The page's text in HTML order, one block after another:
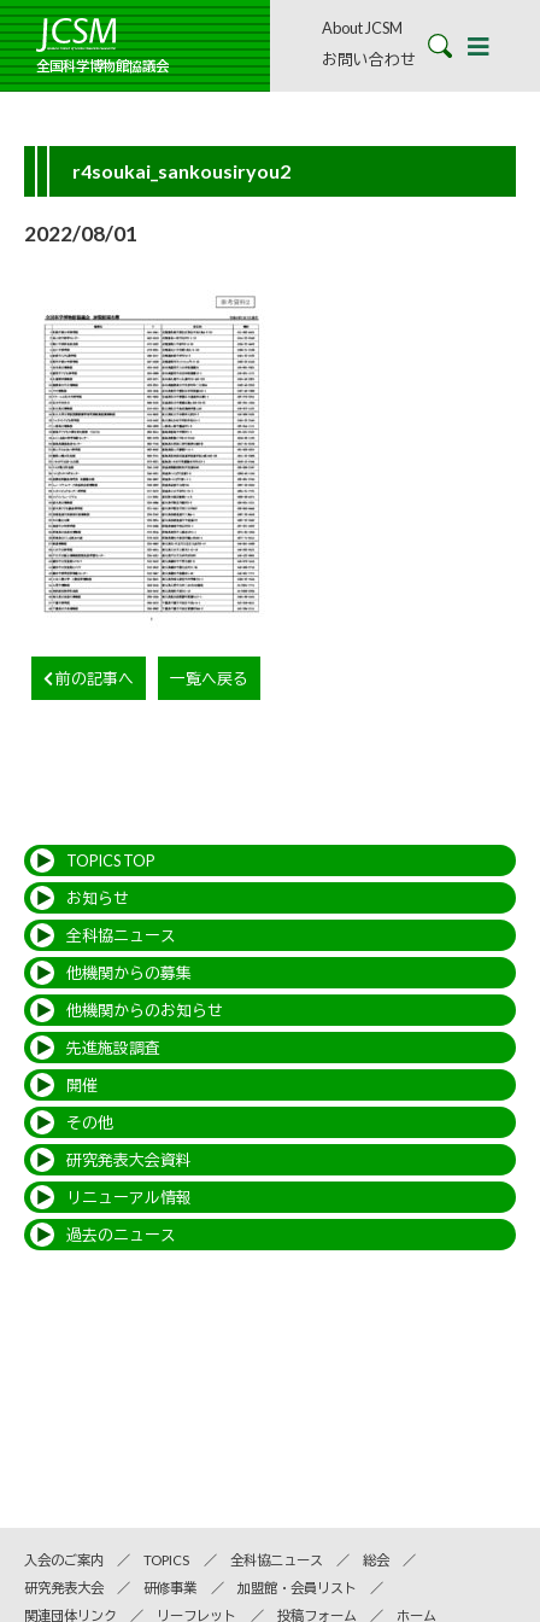
全国科学博物館協議会
About JCSM
お問い合わせ
r4soukai_sankousiryou2
2022/08/01
前の記事へ 一覧へ戻る
TOPICS TOP
お知らせ
全科協ニュース
他機関からの募集
他機関からのお知らせ
先進施設調査
開催
その他
研究発表大会資料
リニューアル情報
過去のニュース
入会のご案内 TOPICS 全科協ニュース
総会
研究発表大会
研修事業
加盟館・会員リスト
関連団体リンク
リーフレット 投稿フォーム ホーム